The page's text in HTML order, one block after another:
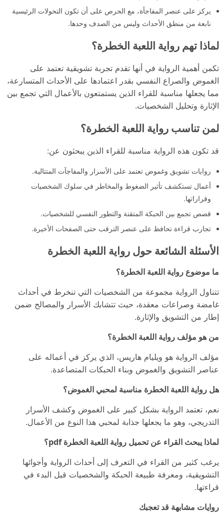
يركز على عنصر المفاجأة، مع الحرص على أن تكون التحولات الرئيسية
نابعة من منطق الأحداث وليس من الصدف وحدها.
لماذا تهم رواية اللعبة الخطرة؟
تكمن أهمية الرواية في أنها تقدم تجربة تشويقية تعتمد على
الغموض والصراع النفسي بقدر اعتمادها على الأحداث المتسارعة،
مما يجعلها مناسبة للقراء الذين يستمتعون بالأعمال التي تجمع بين
الإثارة وتحليل الشخصيات.
لمن تناسب رواية اللعبة الخطرة؟
قد تكون هذه الرواية مناسبة للقراء الذين يبحثون عن:
روايات تشويق وغموض تعتمد على الأسرار والمفاجآت المتتالية.
أعمال تستكشف تأثير الضغوط والمخاطر في سلوك الشخصيات
وقراراتها.
قصص تجمع بين الحبكة المتقنة والتطور النفسي للشخصيات.
تجارب قراءة تحافظ على عنصر الترقب حتى الصفحات الأخيرة.
الأسئلة الشائعة حول رواية اللعبة الخطرة
ما موضوع رواية اللعبة الخطرة؟
تتناول الرواية مجموعة من الشخصيات التي تنخرط في أحداث
غامضة وصراعات معقدة، حيث تتشابك الأسرار والمصالح ضمن
إطار من التشويق والإثارة.
من هو مؤلف رواية اللعبة الخطرة؟
مؤلف الرواية هو ويليام هاريس، الذي يركز في أعماله على
عناصر التشويق والغموض وبناء الحبكات المتصاعدة.
هل رواية اللعبة الخطرة مناسبة لمحبي الغموض؟
نعم، تعتمد الرواية بشكل كبير على الغموض وكشف الأسرار
التدريجي، وهو ما يجعلها جذابة لمحبي هذا النوع من الأعمال.
لماذا يبحث القراء عن تحميل رواية اللعبة الخطرة pdf؟
يرغب كثير من القراء في التعرف إلى أحداث الرواية وأجوائها
التشويقية، ومعرفة طبيعة الحبكة والشخصيات قبل البدء في
قراءتها.
روايات مشابهة قد تعجبك